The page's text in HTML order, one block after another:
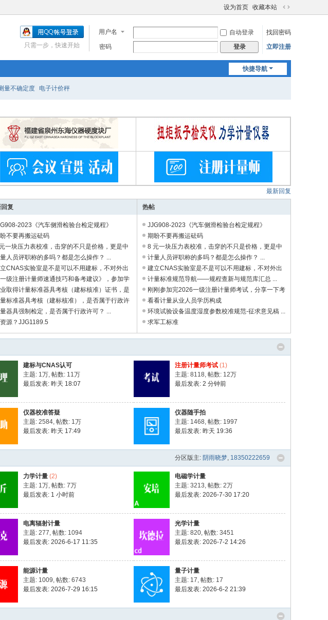
设为首页 收藏本站
切
到
宽
用户名 自动登录
找回密码
密码
登录 立即注册
只需一步，快速开始
快捷导航
量不确定度 电子计价秤
最新回复
复
2023《汽车侧滑检验台检定规程》
不要再搬运砝码
一块压力表校准，击穿的不只是价格，更是中
...
人员评职称的多吗？都是怎么操作？ ...
CNAS实验室是不是可以不用建标，不对外出
。 ...
一级注册计量师速通技巧和备考建议》，参加学
...
取得计量标准器具考核（建标核准）证书，是
...
标准器具考核（建标核准），是否属于行政许
...器具强制检定，是否属于行政许可？ ...
源？JJG1189.5
热帖
JJG908-2023《汽车侧滑检验台检定规程》
期盼不要再搬运砝码
8 元一块压力表校准，击穿的不只是价格，更是中
国制造 ...
计量人员评职称的多吗？都是怎么操作？ ...
建立CNAS实验室是不是可以不用建标，不对外出
具证书。 ...
计量标准规范导航——规程查新与规范库汇总 ...
刚刚参加完2026一级注册计量师考试，分享一下考
试感受 ...
看看计量从业人员学历构成
环境试验设备温度湿度参数校准规范-征求意见稿 ...
求军工标准
建标与CNAS认可
主题: 1万, 帖数: 11万
最后发表: 昨天 18:07
注册计量师考试 (1)
主题: 8118, 帖数: 12万
最后发表: 2 分钟前
仪器校准答疑
主题: 2584, 帖数: 1万
最后发表: 昨天 17:49
仪器随手拍
主题: 1468, 帖数: 1997
最后发表: 昨天 19:36
分区版主: 阴雨晓梦, 18350222659
力学计量 (2)
主题: 1万, 帖数: 7万
最后发表: 1 小时前
电磁学计量
主题: 3213, 帖数: 2万
最后发表: 2026-7-30 17:20
电离辐射计量
主题: 277, 帖数: 1094
最后发表: 2026-6-17 11:35
光学计量
主题: 820, 帖数: 3451
最后发表: 2026-7-2 14:26
能源计量
主题: 1009, 帖数: 6743
最后发表: 2026-7-29 16:15
量子计量
主题: 17, 帖数: 17
最后发表: 2026-6-2 21:39